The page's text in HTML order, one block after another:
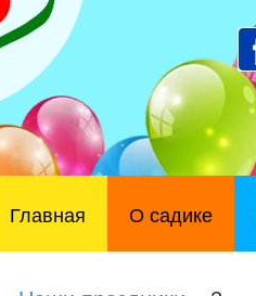
Главная О садике